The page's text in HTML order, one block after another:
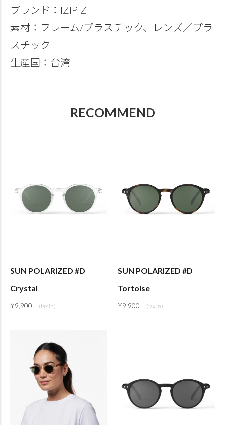
ブランド：IZIPIZI
素材：フレーム/プラスチック、レンズ／プラ
スチック
生産国：台湾
RECOMMEND
SUN POLARIZED #D
Crystal
¥9,900
SUN POLARIZED #D
Tortoise
¥9,900